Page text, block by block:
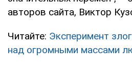
авторов сайта, Виктор
Читайте: Эксперимент
над огромными массами